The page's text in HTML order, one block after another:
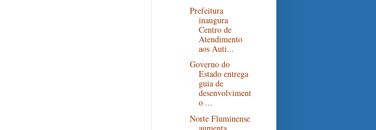
Prefeitura
inaugura
Centro de
Atendimento
aos Auti...
Governo do
Estado entrega
guia de
desenvolviment
o ...
Norte Fluminense
aumenta